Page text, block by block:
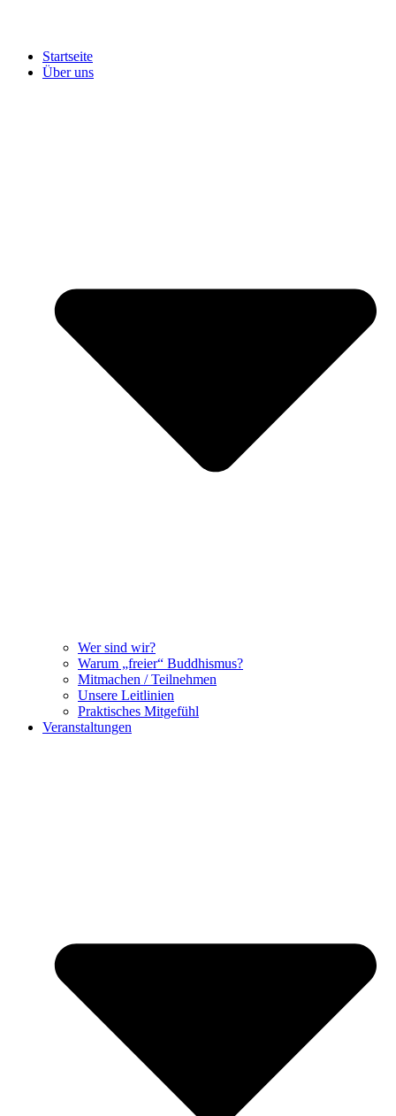
Startseite
Über uns
Wer sind wir?
Warum „freier“ Buddhismus?
Mitmachen / Teilnehmen
Unsere Leitlinien
Praktisches Mitgefühl
Veranstaltungen